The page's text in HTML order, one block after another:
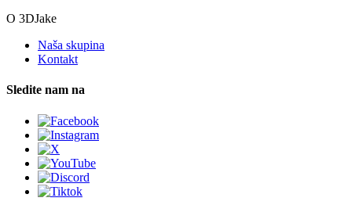
O 3DJake
Naša skupina
Kontakt
Sledite nam na